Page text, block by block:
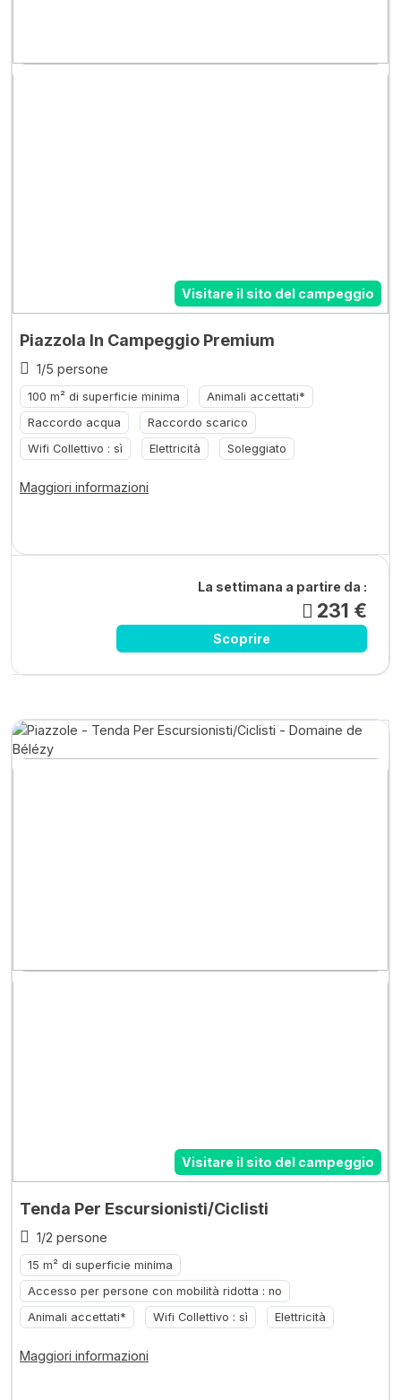
Visitare il sito del campeggio
Piazzola In Campeggio Premium
1/5 persone
100 m² di superficie minima
Animali accettati*
Raccordo acqua
Raccordo scarico
Wifi Collettivo : sì
Elettricità Soleggiato
Maggiori informazioni
La settimana a partire da :
231 €
Scoprire
Visitare il sito del campeggio
Tenda Per Escursionisti/Ciclisti
1/2 persone
15 m² di superficie minima
Accesso per persone con mobilità ridotta : no
Animali accettati*
Wifi Collettivo : sì Elettricità
Maggiori informazioni